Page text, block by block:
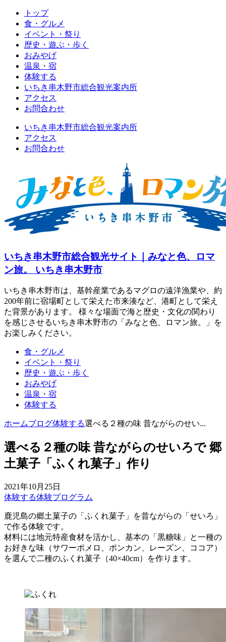
トップ
食・グルメ
イベント・祭り
歴史・遊ぶ・歩く
おみやげ
温泉・宿
体験する
いちき串木野市総合観光案内所
アクセス
お問合わせ
いちき串木野市総合観光案内所
アクセス
お問合わせ
いちき串木野市総合観光サイト｜みなと色、ロマ
ン旅。 いちき串木野市
いちき串木野市は、基幹産業であるマグロの遠洋漁業や、約
200年前に宿場町として栄えた市来湊など、港町として栄え
た背景があります。 様々な場面で海と歴史・文化の関わり
を感じさせるいちき串木野市の「みなと色、ロマン旅。」を
お楽しみください。
食・グルメ
イベント・祭り
歴史・遊ぶ・歩く
おみやげ
温泉・宿
体験する
ホームブログ体験する選べる２種の味 昔ながらのせい...
選べる２種の味 昔ながらのせいろで 郷
土菓子「ふくれ菓子」作り
2021年10月25日
体験する体験プログラム
鹿児島の郷土菓子の「ふくれ菓子」を昔ながらの「せいろ」
で作る体験です。
材料には地元特産食材を活かし、基本の「黒糖味」と一種の
お好きな味（サワーポメロ、ポンカン、レーズン、ココア）
を選んで二種のふくれ菓子（40×40cm）を作ります。